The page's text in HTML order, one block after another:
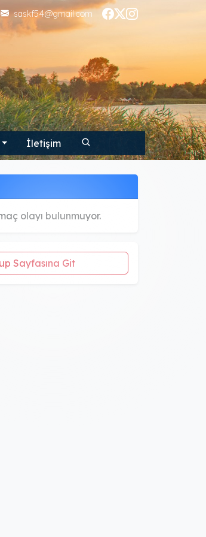
saskf54@gmail.com
İletişim
olayı bulunmuyor.
Sayfasına Git